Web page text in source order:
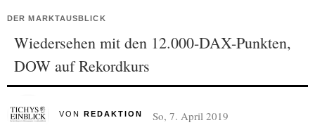
DER MARKTAUSBLICK
Wiedersehen mit den 12.000-DAX-Punkten,
DOW auf Rekordkurs
VON REDAKTION So, 7. April 2019